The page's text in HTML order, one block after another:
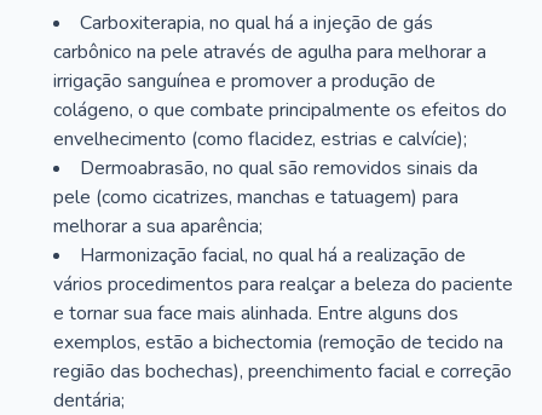
Carboxiterapia, no qual há a injeção de gás
carbônico na pele através de agulha para melhorar a
irrigação sanguínea e promover a produção de
colágeno, o que combate principalmente os efeitos do
envelhecimento (como flacidez, estrias e calvície);
Dermoabrasão, no qual são removidos sinais da
pele (como cicatrizes, manchas e tatuagem) para
melhorar a sua aparência;
Harmonização facial, no qual há a realização de
vários procedimentos para realçar a beleza do paciente
e tornar sua face mais alinhada. Entre alguns dos
exemplos, estão a bichectomia (remoção de tecido na
região das bochechas), preenchimento facial e correção
dentária;